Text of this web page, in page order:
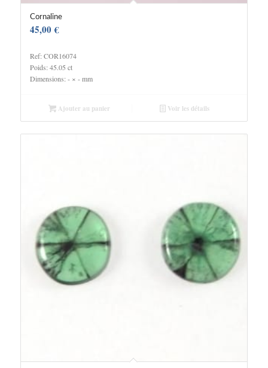
Cornaline
45,00€
Ref: COR16074
Poids: 45.05 ct
Dimensions: - × - mm
Ajouter au panier Voir les détails